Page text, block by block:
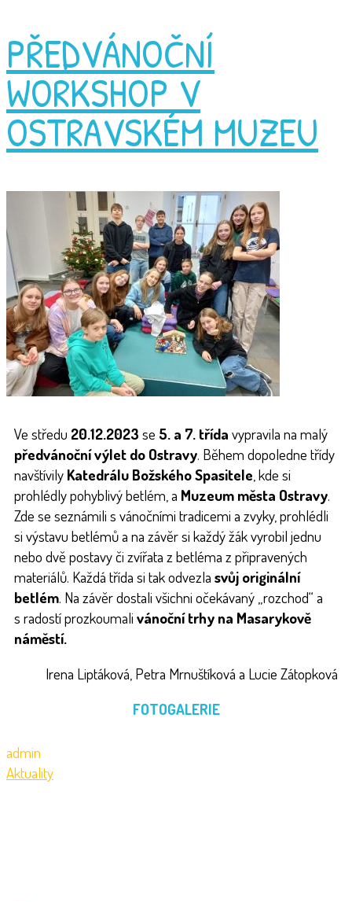
PŘEDVÁNOČNÍ
WORKSHOP V
OSTRAVSKÉM MUZEU
Ve středu 20.12.2023 se 5. a 7. třída vypravila na malý
předvánoční výlet do Ostravy. Během dopoledne třídy
navštívily Katedrálu Božského Spasitele , kde si
prohlédly pohyblivý betlém, a Muzeum města Ostravy.
Zde se seznámili s vánočními tradicemi a zvyky, prohlédli
si výstavu betlémů a na závěr si každý žák vyrobil jednu
nebo dvě postavy či zvířata z betléma z připravených
materiálů. Každá třída si tak odvezla svůj originální
betlém. Na závěr dostali všichni očekávaný „rozchod“ a
s radostí prozkoumali vánoční trhy na Masarykově
náměstí.
Irena Liptáková, Petra Mrnuštíková a Lucie Zátopková
FOTOGALERIE
admin
Aktuality